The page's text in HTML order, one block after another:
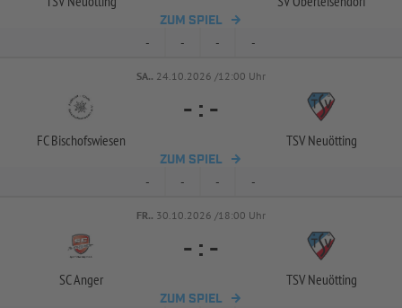
ZUM SPIEL
- - - -
SA.. 24.10.2026 /12:00 Uhr
FC Bischofswiesen
- : -
TSV Neuötting
ZUM SPIEL
- - - -
FR.. 30.10.2026 /18:00 Uhr
SC Anger
- : -
TSV Neuötting
ZUM SPIEL